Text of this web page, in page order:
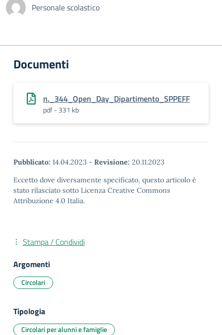
Personale scolastico
Documenti
n._344_Open_Day_Dipartimento_SPPEFF
pdf - 331 kb
Pubblicato: 14.04.2023 - Revisione: 20.11.2023
Eccetto dove diversamente specificato, questo articolo è
stato rilasciato sotto Licenza Creative Commons
Attribuzione 4.0 Italia.
Stampa / Condividi
Argomenti
Circolari
Tipologia
Circolari per alunni e famiglie